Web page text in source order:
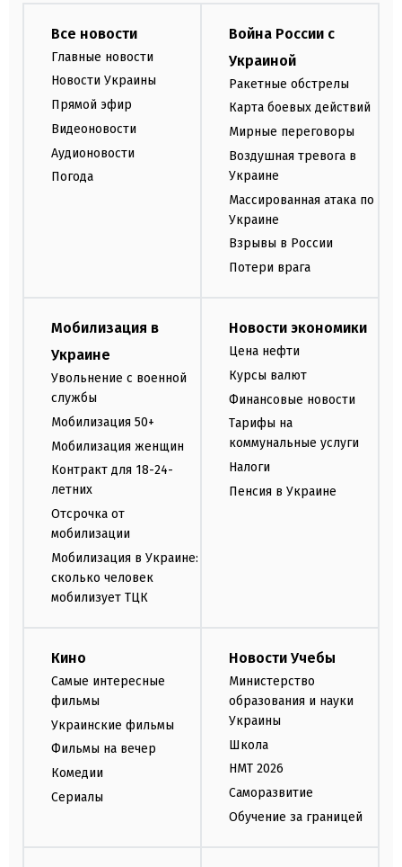
Все новости
Главные новости
Новости Украины
Прямой эфир
Видеоновости
Аудионовости
Погода
Война России с
Украиной
Ракетные обстрелы
Карта боевых действий
Мирные переговоры
Воздушная тревога в
Украине
Массированная атака по
Украине
Взрывы в России
Потери врага
Мобилизация в
Украине
Увольнение с военной
службы
Мобилизация 50+
Мобилизация женщин
Контракт для 18-24-
летних
Отсрочка от
мобилизации
Мобилизация в Украине:
сколько человек
мобилизует ТЦК
Новости экономики
Цена нефти
Курсы валют
Финансовые новости
Тарифы на
коммунальные услуги
Налоги
Пенсия в Украине
Кино
Самые интересные
фильмы
Украинские фильмы
Фильмы на вечер
Комедии
Сериалы
Новости Учебы
Министерство
образования и науки
Украины
Школа
НМТ 2026
Саморазвитие
Обучение за границей